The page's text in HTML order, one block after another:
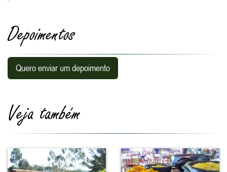
Depoimentos
Quero enviar um depoimento
Veja também